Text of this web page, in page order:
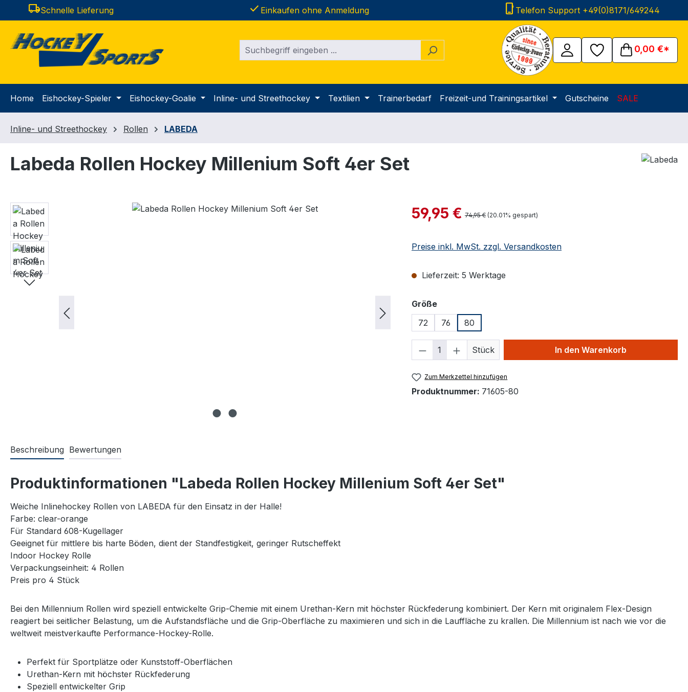
Hauptinhalt springen
Zur Suche springen
Zur Hauptnavigation springen
local_shippingSchnelle Lieferung done Einkaufen ohne Anmeldung phone_iphone Telefon Support +49(0)8171/649244
0,00 €*
Home Eishockey-Spieler Eishockey-Goalie Inline- und Streethockey Textilien Trainerbedarf Freizeit-und Trainingsartikel Gutscheine SALE
Inline- und Streethockey Rollen LABEDA
Labeda Rollen Hockey Millenium Soft 4er Set
Bildergalerie überspringen Verkaufspreis:
59,95 € Regulärer Preis:
74,95 € (20.01% gespart)
Preise inkl. MwSt. zzgl. Versandkosten
Lieferzeit: 5 Werktage
Größeauswählen
72
76 80
Produkt Anzahl: Gib den gewünschten Wert
Stück In den Warenkorb
Zum Merkzettel hinzufügen
Produktnummer: 71605-80
Beschreibung Bewertungen
Produktinformationen "Labeda Rollen Hockey Millenium Soft 4er Set"
Weiche Inlinehockey Rollen von LABEDA für den Einsatz in der Halle!
Farbe: clear-orange
Für Standard 608-Kugellager
Geeignet für mittlere bis harte Böden, dient der Standfestigkeit, geringer Rutscheffekt
Indoor Hockey Rolle
Verpackungseinheit: 4 Rollen
Preis pro 4 Stück
Bei den Millennium Rollen wird speziell entwickelte Grip-Chemie mit einem Urethan-Kern mit höchster Rückfederung kombiniert. Der Kern mit originalem Flex-Design
reagiert bei seitlicher Belastung, um die Aufstandsfläche und die Grip-Oberfläche zu maximieren und sich in die Lauffläche zu krallen. Die Millennium ist nach wie vor die
weltweit meistverkaufte Performance-Hockey-Rolle.
Perfekt für Sportplätze oder Kunststoff-Oberflächen
Urethan-Kern mit höchster Rückfederung
Speziell entwickelter Grip